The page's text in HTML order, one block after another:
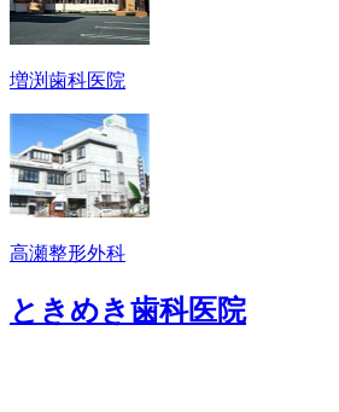
増渕歯科医院
高瀬整形外科
ときめき歯科医院